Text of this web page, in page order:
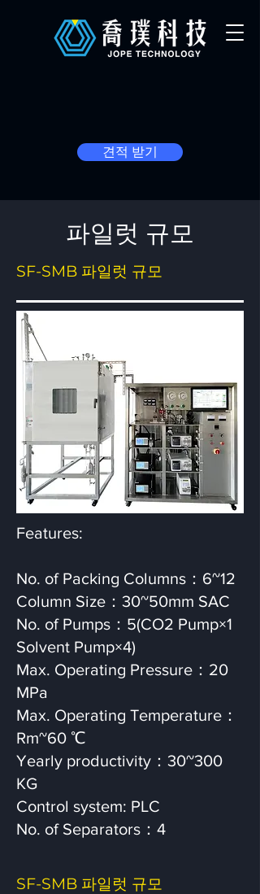
견적 받기
파일럿 규모
SF-SMB 파일럿 규모
Features:
No. of Packing Columns：6~12
Column Size：30~50mm SAC
No. of Pumps：5(CO2 Pump×1
Solvent Pump×4)
Max. Operating Pressure：20
MPa
Max. Operating Temperature：
Rm~60 ℃
Yearly productivity：30~300
KG
Control system: PLC
No. of Separators：4
SF-SMB 파일럿 규모